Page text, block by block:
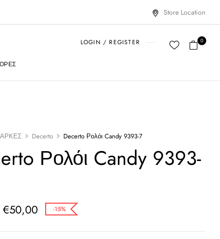
Store Location
LOGIN / REGISTER 0
Decerto Decerto Ρολόι Candy 9393-7
Ρολόι Candy 9393-
€50,00 -15%